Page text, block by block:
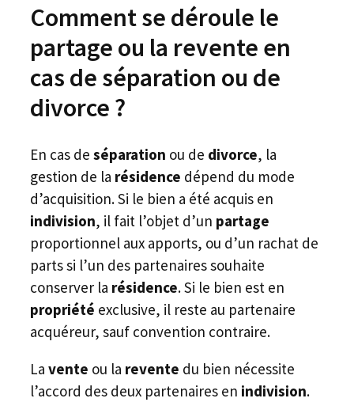
Comment se déroule le
partage ou la revente en
cas de séparation ou de
divorce ?
En cas de séparation ou de divorce, la
gestion de la résidence dépend du mode
d’acquisition. Si le bien a été acquis en
indivision, il fait l’objet d’un partage
proportionnel aux apports, ou d’un rachat de
parts si l’un des partenaires souhaite
conserver la résidence. Si le bien est en
propriété exclusive, il reste au partenaire
acquéreur, sauf convention contraire.
La vente ou la revente du bien nécessite
l’accord des deux partenaires en indivision.